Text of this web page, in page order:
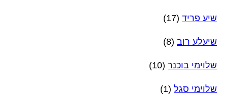
שיע פריד (17)
שיעלע רוב (8)
שלוימי בוכנר (10)
שלוימי סגל (1)